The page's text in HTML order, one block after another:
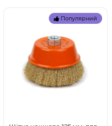
Популярний